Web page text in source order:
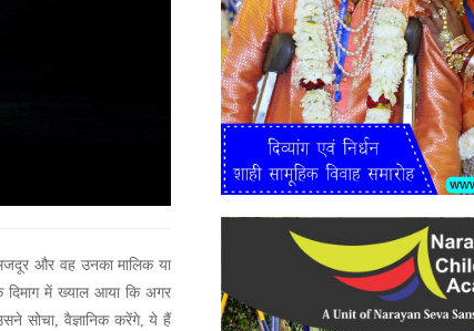
और वह उनका मालिक या
दिमाग में ख्याल आया कि अगर
सोचा, वैज्ञानिक करेंगे, ये हैं